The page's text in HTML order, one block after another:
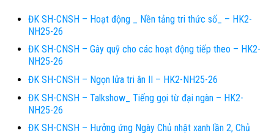
ĐK SH-CNSH – Hoạt động _ Nền tảng tri thức số_ – HK2-
NH25-26
ĐK SH-CNSH – Gây quỹ cho các hoạt động tiếp theo – HK2-
NH25-26
ĐK SH-CNSH – Ngọn lửa tri ân II – HK2-NH25-26
ĐK SH-CNSH – Talkshow_ Tiếng gọi từ đại ngàn – HK2-
NH25-26
ĐK SH-CNSH – Hưởng ứng Ngày Chủ nhật xanh lần 2, Chủ